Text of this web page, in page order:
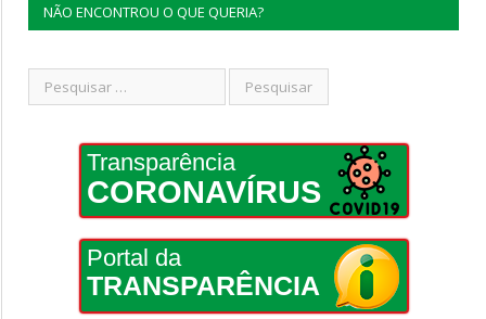
NÃO ENCONTROU O QUE QUERIA?
Transparência
CORONAVÍRUS
Portal da
TRANSPARÊNCIA